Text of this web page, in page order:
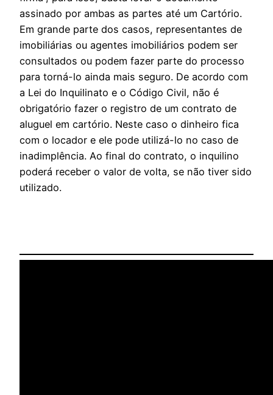
assinado por ambas as partes até um Cartório.
Em grande parte dos casos, representantes de
imobiliárias ou agentes imobiliários podem ser
consultados ou podem fazer parte do processo
para torná-lo ainda mais seguro. De acordo com
a Lei do Inquilinato e o Código Civil, não é
obrigatório fazer o registro de um contrato de
aluguel em cartório. Neste caso o dinheiro fica
com o locador e ele pode utilizá-lo no caso de
inadimplência. Ao final do contrato, o inquilino
poderá receber o valor de volta, se não tiver sido
utilizado.